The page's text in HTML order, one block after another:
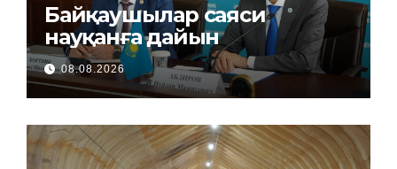
Байқаушылар саяси
науқанға дайын
08.08.2026